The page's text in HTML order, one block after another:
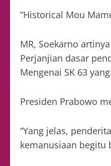
“Historical Mou
MR, Soekarno
Perjanjian dasar
Mengenai SK 63
Presiden Prabowo
“Yang jelas,
kemanusiaan begitu